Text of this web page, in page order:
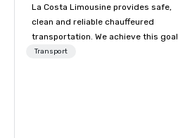
La Costa Limousine provides safe,
clean and reliable chauffeured
transportation. We achieve this goal
with highly trained chauffeurs, the
Transport